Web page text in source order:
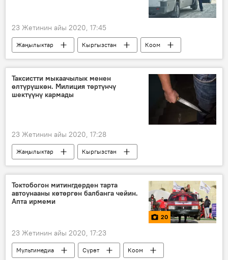
23 Жетинин айы 2020, 17:45
Жаңылыктар Кыргызстан
Коом
Окуялар
маршрутка
аял
Жаңжал
Таксистти мыкаачылык менен
өлтүрүшкөн. Милиция төртүнчү
шектүүнү кармады
23 Жетинин айы 2020, 17:28
Жаңылыктар
Кыргызстан
Окуялар
Сокулук
таксист
кылмыш
унаа милиция
Токтобогон митингдерден тарта
автоунааны көтөргөн балбанга чейин.
Апта ирмеми
20
23 Жетинин айы 2020, 17:23
Мультимедиа Сүрөт
Коом